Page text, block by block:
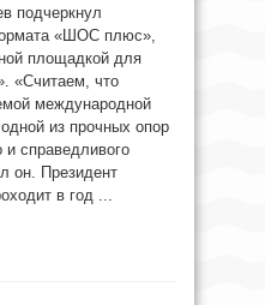
подчеркнул
«ШОС плюс»,
площадкой для
«Считаем, что
международной
из прочных опор
и справедливого
он. Президент
в год ...